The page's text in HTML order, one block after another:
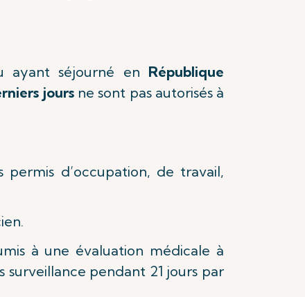
ayant séjourné en République
joursne sont pas autorisés à
permis d’occupation, de travail,
à une évaluation médicale à
surveillance pendant 21 jours par